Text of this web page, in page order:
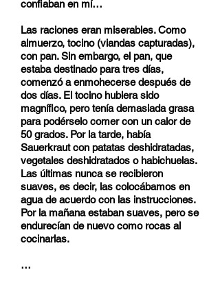
confiaban en mí…
Las raciones eran miserables. Como
almuerzo, tocino (viandas capturadas),
con pan. Sin embargo, el pan, que
estaba destinado para tres días,
comenzó a enmohecerse después de
dos días. El tocino hubiera sido
magnífico, pero tenía demasiada grasa
para podérselo comer con un calor de
50 grados. Por la tarde, había
Sauerkraut con patatas deshidratadas,
vegetales deshidratados o habichuelas.
Las últimas nunca se recibieron
suaves, es decir, las colocábamos en
agua de acuerdo con las instrucciones.
Por la mañana estaban suaves, pero se
endurecían de nuevo como rocas al
cocinarlas.
…